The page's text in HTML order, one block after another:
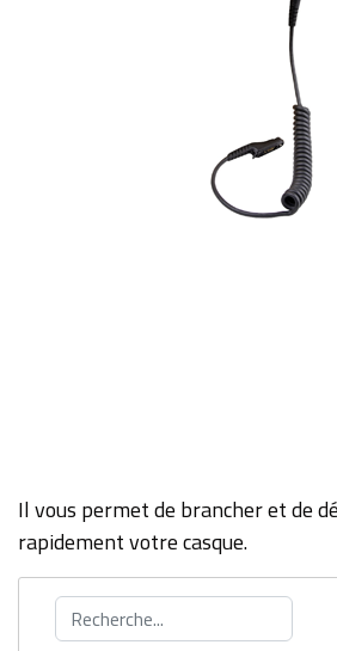
Il vous permet de brancher et de
rapidement votre casque.
Rechercher